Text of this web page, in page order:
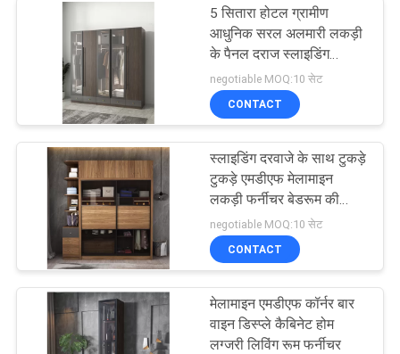
कारखाना
गुणवत्ता
नियंत्रण
साइटमैप
PRIVACY
POLICY
लक्जरी यूरोपीय बेडरूम
फर्नीचर
लक्ज़री वुड डाइनिंग रूम
सेट
5 सितारा होटल ग्रामीण
आधुनिक सरल अलमारी लकड़ी
के पैनल दराज स्लाइडिंग
दरवाजा कोठरी
negotiable MOQ:10 सेट
CONTACT
स्लाइडिंग दरवाजे के साथ टुकड़े
टुकड़े एमडीएफ मेलामाइन
लकड़ी फर्नीचर बेडरूम की
दीवार कोठरी अलमारी War
negotiable MOQ:10 सेट
CONTACT
मेलामाइन एमडीएफ कॉर्नर बार
वाइन डिस्प्ले कैबिनेट होम
लग्जरी लिविंग रूम फर्नीचर